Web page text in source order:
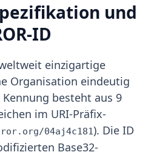
und
ID
einzigartige
Organisation eindeutig
besteht aus 9
im URI-Präfix-
04aj4c181). Die ID
Base32-